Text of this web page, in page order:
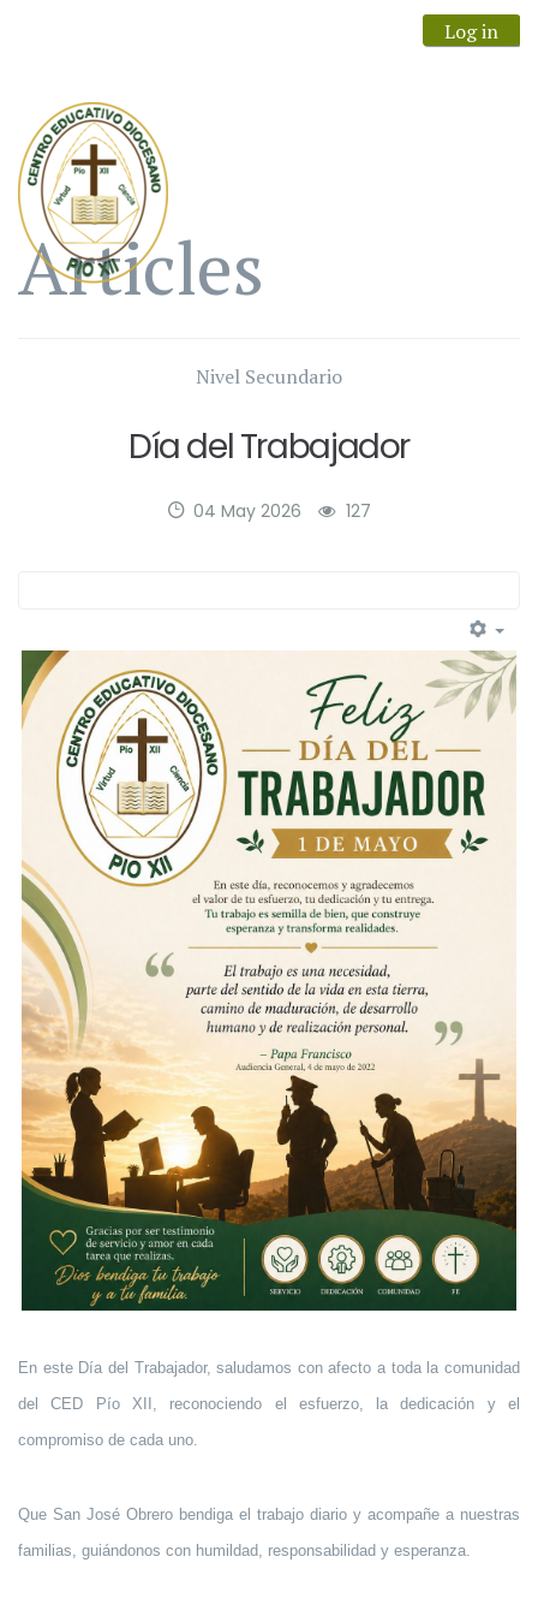
Log in
Articles
Nivel Secundario
Día del Trabajador
04 May 2026 127
En este Día del Trabajador, saludamos con afecto a toda la comunidad
del CED Pío XII, reconociendo el esfuerzo, la dedicación y el
compromiso de cada uno.
Que San José Obrero bendiga el trabajo diario y acompañe a nuestras
familias, guiándonos con humildad, responsabilidad y esperanza.